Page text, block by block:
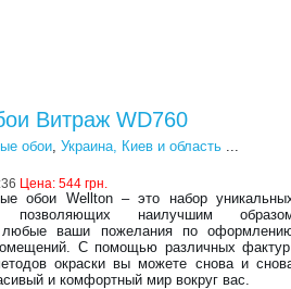
Витраж WD760
обои,Украина, Киев и область ...
Цена:544 грн.
обои Wellton – это набор
позволяющих наилучшим
любые ваши пожелания по
С помощью различных
окраски вы можете снова и
и комфортный мир вокруг вас.